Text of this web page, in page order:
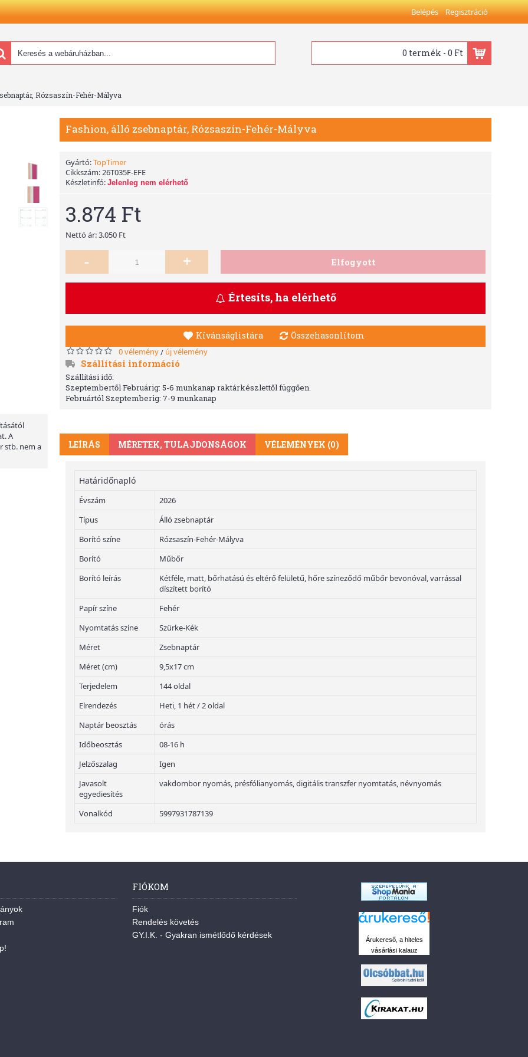
Belépés Regisztráció
0 termék - 0 Ft
Rózsaszín-Fehér-Mályva
A
stb. nem a
Fashion, álló zsebnaptár, Rózsaszín-Fehér-Mályva
Gyártó:TopTimer
Cikkszám:26T035F-EFE
Készletinfó: Jelenleg nem elérhető
3.874 Ft
Nettó ár: 3.050 Ft
- + Elfogyott
Értesíts, ha elérhető
Kívánságlistára Összehasonlítom
0 vélemény/ új vélemény
Szállítási információ
Szállítási idő:
Szeptembertől Februárig: 5-6 munkanap raktárkészlettől függően.
Februártól Szeptemberig: 7-9 munkanap
LEÍRÁS MÉRETEK, TULAJDONSÁGOK VÉLEMÉNYEK (0)
Határidőnapló
Évszám
2026
Típus
Álló zsebnaptár
Borító színe
Rózsaszín-Fehér-Mályva
Borító
Műbőr
Borító leírás
Kétféle, matt, bőrhatású és eltérő felületű, hőre színeződő műbőr bevonóval, varrással
díszített borító
Papír színe
Fehér
Nyomtatás színe
Szürke-Kék
Méret
Zsebnaptár
Méret (cm)
9,5x17 cm
Terjedelem
144 oldal
Elrendezés
Heti, 1 hét / 2 oldal
Naptár beosztás
órás
Időbeosztás
08-16 h
Jelzőszalag
Igen
Javasolt
egyediesítés
vakdombor nyomás, présfólianyomás, digitális transzfer nyomtatás, névnyomás
Vonalkód 5997931787139
FIÓKOM
Fiók
Rendelés követés
GY.I.K. - Gyakran ismétlődő kérdések
Árukereső, a hiteles
vásárlási kalauz